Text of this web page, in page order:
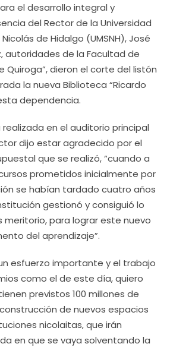
el desarrollo integral y
del Rector de la Universidad
de Hidalgo (UMSNH), José
autoridades de la Facultad de
Quiroga”, dieron el corte del listón
la nueva Biblioteca “Ricardo
dependencia.
en el auditorio principal
dijo estar agradecido por el
que se realizó, “cuando a
prometidos inicialmente por
se habían tardado cuatro años
gestionó y consiguió lo
meritorio, para lograr este nuevo
del aprendizaje”.
esfuerzo importante y el trabajo
como el de este día, quiero
previstos 100 millones de
de nuevos espacios
nicolaitas, que irán
en que se vaya solventando la